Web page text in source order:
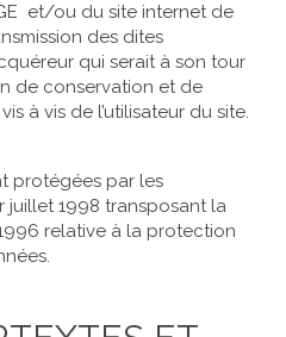
et/ou du site internet de
des dites
qui serait à son tour
de conservation et de
à vis de l’utilisateur du site.
protégées par les
juillet 1998 transposant la
relative à la protection